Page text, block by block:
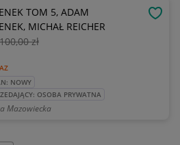
TOM 5, ADAM
MICHAŁ REICHER
100,00 zł
NOWY
OSOBA PRYWATNA
Mazowiecka